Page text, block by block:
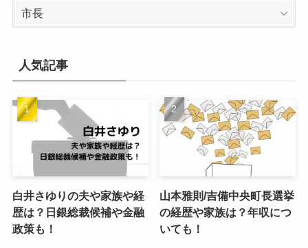
ー
人気記事
白井さゆりの夫や家族や経
歴は？日銀総裁候補や金融
政策も！
山本雅則/吉備中央町長選挙
の経歴や家族は？年収につ
いても！